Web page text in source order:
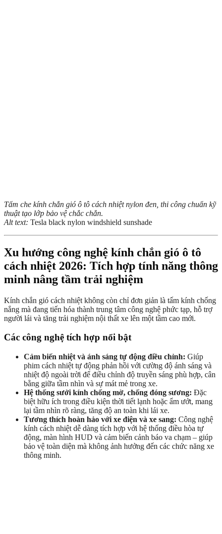
Tấm che kính chắn gió ô tô cách nhiệt nylon đen, thi công chuẩn kỹ
thuật tạo lớp bảo vệ chắc chắn.
Alt text: Tesla black nylon windshield sunshade
Xu hướng công nghệ kính chắn gió ô tô
cách nhiệt 2026: Tích hợp tính năng thông
minh nâng tầm trải nghiệm
Kính chắn gió cách nhiệt không còn chỉ đơn giản là tấm kính chống
nắng mà đang tiến hóa thành trung tâm công nghệ phức tạp, hỗ trợ
người lái và tăng trải nghiệm nội thất xe lên một tầm cao mới.
Các công nghệ tích hợp nổi bật
Cảm biến nhiệt và ánh sáng tự động điều chỉnh: Giúp
phim cách nhiệt tự động phản hồi với cường độ ánh sáng và
nhiệt độ ngoài trời để điều chỉnh độ truyền sáng phù hợp, cân
bằng giữa tầm nhìn và sự mát mẻ trong xe.
Hệ thống sưởi kính chống mờ, chống đóng sương: Đặc
biệt hữu ích trong điều kiện thời tiết lạnh hoặc ẩm ướt, mang
lại tầm nhìn rõ ràng, tăng độ an toàn khi lái xe.
Tương thích hoàn hảo với xe điện và xe sang: Công nghệ
kính cách nhiệt dễ dàng tích hợp với hệ thống điều hòa tự
động, màn hình HUD và cảm biến cảnh báo va chạm – giúp
bảo vệ toàn diện mà không ảnh hưởng đến các chức năng xe
thông minh.